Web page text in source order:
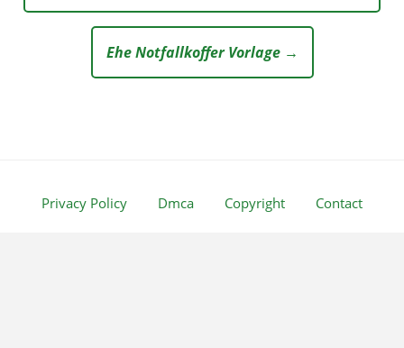
Ehe Notfallkoffer Vorlage →
Privacy Policy Dmca Copyright Contact